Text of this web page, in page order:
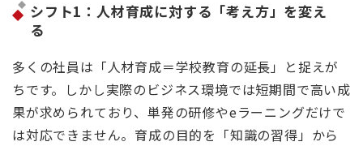
シフト1：人材育成に対する「考え方」を変え
る
多くの社員は「人材育成＝学校教育の延長」と捉えが
ちです。しかし実際のビジネス環境では短期間で高い成
果が求められており、単発の研修やeラーニングだけで
は対応できません。育成の目的を「知識の習得」から